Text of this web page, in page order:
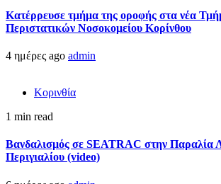
Kατέρρευσε τμήμα της οροφής στα νέα
Περιστατικών Νοσοκομείου Κορίνθου
4 ημέρες ago admin
Κορινθία
1 min read
Βανδαλισμός σε SEATRAC στην Παραλία
Περιγιαλίου (video)